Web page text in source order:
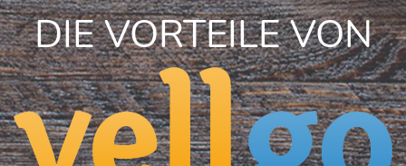
DIE VORTEILE VON